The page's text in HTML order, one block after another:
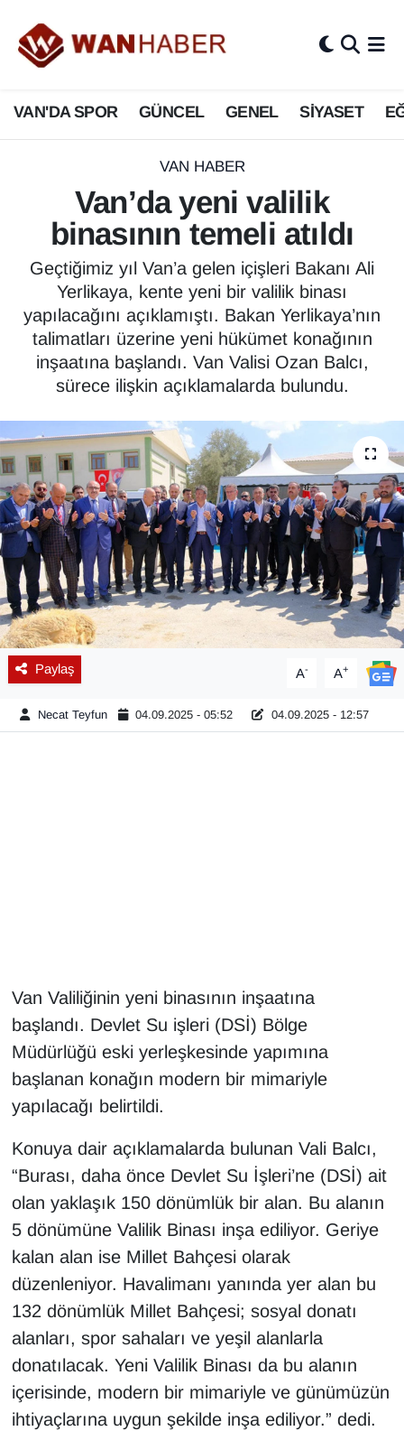
VAN'DA SPOR GÜNCEL GENEL SİYASET
VAN HABER
Van’da yeni valilik
binasının temeli atıldı
Geçtiğimiz yıl Van’a gelen içişleri Bakanı Ali
Yerlikaya, kente yeni bir valilik binası
yapılacağını açıklamıştı. Bakan Yerlikaya’nın
talimatları üzerine yeni hükümet konağının
inşaatına başlandı. Van Valisi Ozan Balcı,
sürece ilişkin açıklamalarda bulundu.
Paylaş A- A+
Necat Teyfun 04.09.2025 - 05:52 04.09.2025 - 12:57
Van Valiliğinin yeni binasının inşaatına
başlandı. Devlet Su işleri (DSİ) Bölge
Müdürlüğü eski yerleşkesinde yapımına
başlanan konağın modern bir mimariyle
yapılacağı belirtildi.
Konuya dair açıklamalarda bulunan Vali Balcı,
“Burası, daha önce Devlet Su İşleri’ne (DSİ) ait
olan yaklaşık 150 dönümlük bir alan. Bu alanın
5 dönümüne Valilik Binası inşa ediliyor. Geriye
kalan alan ise Millet Bahçesi olarak
düzenleniyor. Havalimanı yanında yer alan bu
132 dönümlük Millet Bahçesi; sosyal donatı
alanları, spor sahaları ve yeşil alanlarla
donatılacak. Yeni Valilik Binası da bu alanın
içerisinde, modern bir mimariyle ve günümüzün
ihtiyaçlarına uygun şekilde inşa ediliyor.” dedi.
3.SAYFA
ASAYİŞ
BİLİM VE TEKNOLOJİ
Biyografi
ÇEVRE
Deprem
Dernekler, Odalar
Diğer
DÜNYA
EĞİTİM
EKONOMİ
Eleman
Emlak
En çok konuşulanlar
İngilizce
Kadın
Kamu Alımları
Kültür & Sanat
KURDÎ
MAGAZİN
MEDYA
ONE EKONOMİ
POLİTİKA
Van Nöbetçi Eczaneler
Van Hava Durumu
Van Namaz Vakitleri
Van Trafik Yoğunluk Haritası
Tüm Manşetler
Son Dakika Haberleri
Haber Arşivi